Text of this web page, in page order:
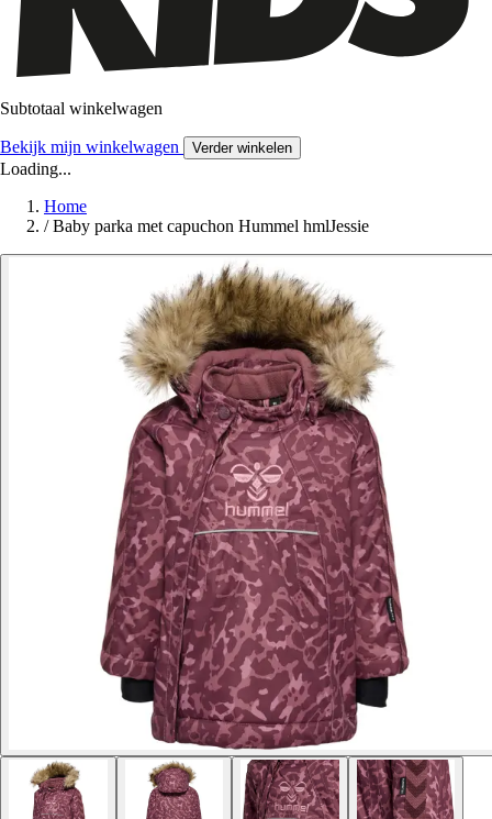
Subtotaal winkelwagen
Bekijk mijn winkelwagen Verder winkelen
Loading...
Home
/ Baby parka met capuchon Hummel hmlJessie